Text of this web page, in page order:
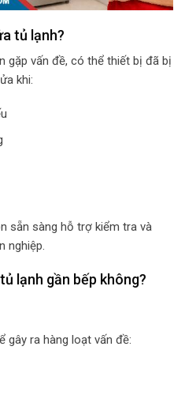
tủ lạnh?
gặp vấn đề, có thể thiết bị đã bị
khi:
sẵn sàng hỗ trợ kiểm tra và
nghiệp.
lạnh gần bếp không?
gây ra hàng loạt vấn đề: